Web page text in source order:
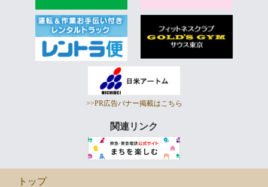
>>PR広告バナー掲載はこちら
関連リンク
トップ